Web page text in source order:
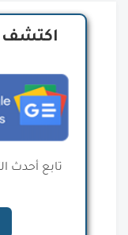
اكتشف
تابع أحدث